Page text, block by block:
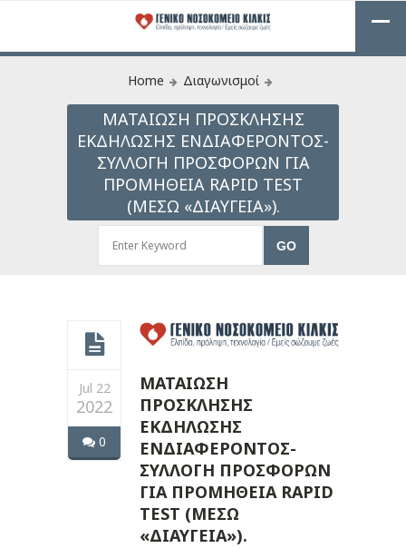
Home Διαγωνισμοί
ΜΑΤΑΙΩΣΗ ΠΡΟΣΚΛΗΣΗΣ
ΕΚΔΗΛΩΣΗΣ ΕΝΔΙΑΦΕΡΟΝΤΟΣ-
ΣΥΛΛΟΓΗ ΠΡΟΣΦΟΡΩΝ ΓΙΑ
ΠΡΟΜΗΘΕΙΑ RAPID TEST
(ΜΕΣΩ «ΔΙΑΥΓΕΙΑ»).
Jul 22
2022
0
ΜΑΤΑΙΩΣΗ
ΠΡΟΣΚΛΗΣΗΣ
ΕΚΔΗΛΩΣΗΣ
ΕΝΔΙΑΦΕΡΟΝΤΟΣ-
ΣΥΛΛΟΓΗ ΠΡΟΣΦΟΡΩΝ
ΓΙΑ ΠΡΟΜΗΘΕΙΑ RAPID
TEST (ΜΕΣΩ
«ΔΙΑΥΓΕΙΑ»).